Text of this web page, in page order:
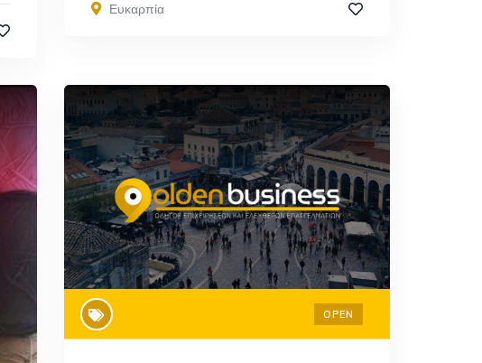
Ευκαρπία
OPEN